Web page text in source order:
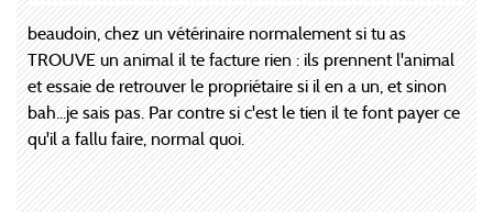
beaudoin, chez un vétérinaire normalement si tu as
TROUVE un animal il te facture rien : ils prennent l'animal
et essaie de retrouver le propriétaire si il en a un, et sinon
bah...je sais pas. Par contre si c'est le tien il te font payer ce
qu'il a fallu faire, normal quoi.